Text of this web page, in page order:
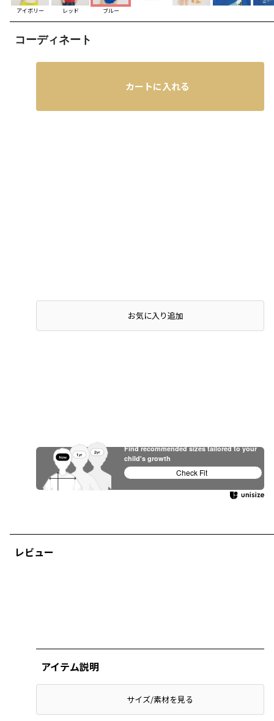
アイボリー レッド ブルー
コーディネート
レビュー
カートに入れる
お気に入り追加
アイテム説明
サイズ/素材を見る
Find recommended sizes tailored to your
child's growth
Check Fit